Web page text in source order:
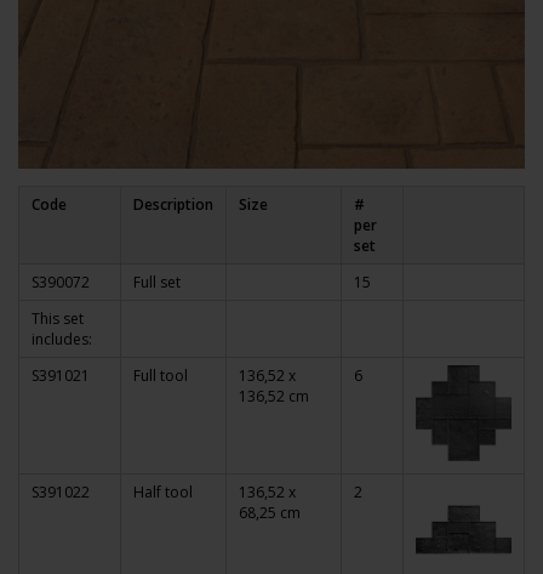
Code Description Size
#
per
set
S390072
Full set
15
This set
includes:
S391021
Full tool
136,52 x
136,52 cm
6
S391022 Half tool
136,52 x
68,25 cm
2